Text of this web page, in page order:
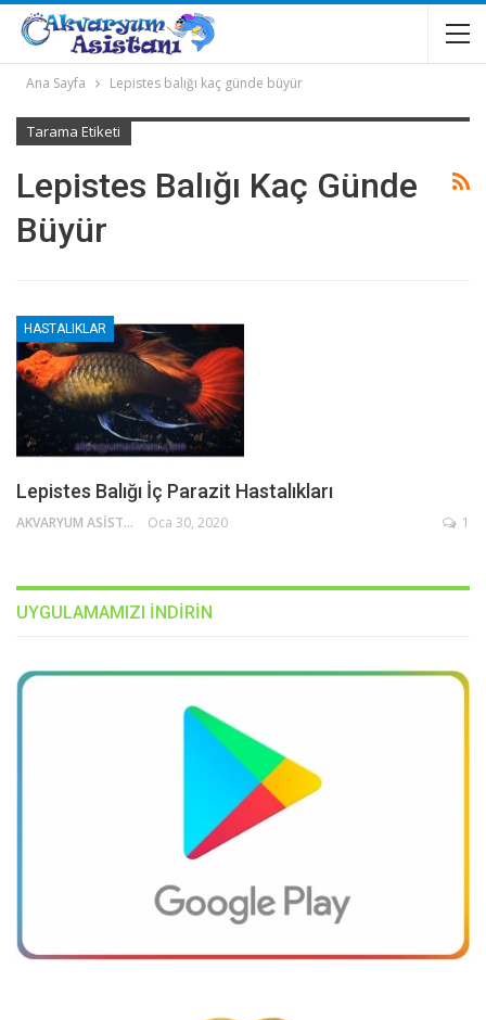
Ana Sayfa Lepistes balığı kaç günde büyür
Tarama Etiketi
Lepistes Balığı Kaç Günde
Büyür
HASTALIKLAR
Lepistes Balığı İç Parazit Hastalıkları
AKVARYUM ASISTANI Oca 30, 2020 1
UYGULAMAMIZI INDIRIN